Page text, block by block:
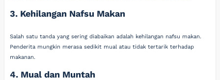
3. Kehilangan Nafsu Makan
Salah satu tanda yang sering diabaikan adalah kehilangan nafsu makan.
Penderita mungkin merasa sedikit mual atau tidak tertarik terhadap
makanan.
4. Mual dan Muntah